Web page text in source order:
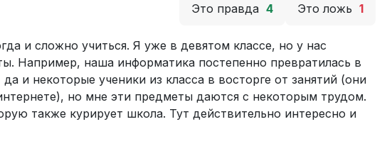
Это правда 4 Это ложь 1
и сложно учиться. Я уже в девятом классе, но у нас
Например, наша информатика постепенно превратилась в
и некоторые ученики из класса в восторге от занятий (они
но мне эти предметы даются с некоторым трудом.
также курирует школа. Тут действительно интересно и